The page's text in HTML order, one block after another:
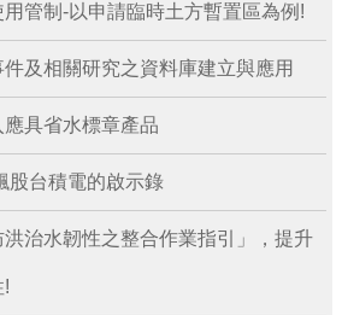
管制-以申請臨時土方暫置區為例!
及相關研究之資料庫建立與應用
具省水標章產品
股台積電的啟示錄
治水韌性之整合作業指引」，提升
!